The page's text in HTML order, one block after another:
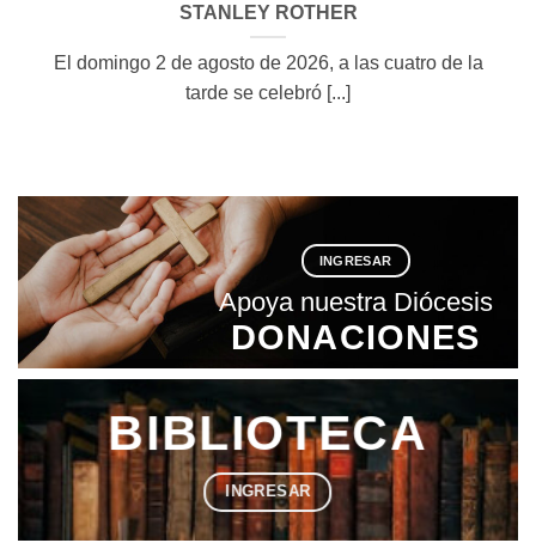
STANLEY ROTHER
El domingo 2 de agosto de 2026, a las cuatro de la
tarde se celebró [...]
INGRESAR
Apoya nuestra Diócesis
DONACIONES
BIBLIOTECA
INGRESAR